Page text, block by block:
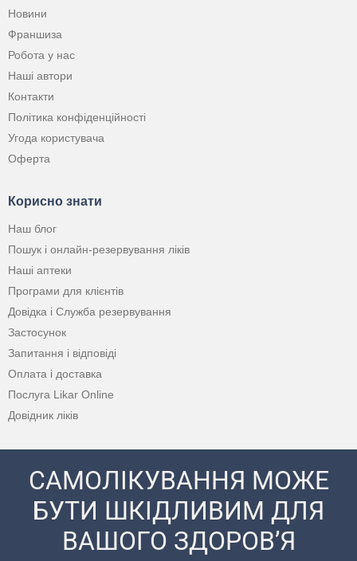
Новини
Франшиза
Робота у нас
Наші автори
Контакти
Політика конфіденційності
Угода користувача
Оферта
Корисно знати
Наш блог
Пошук і онлайн-резервування ліків
Наші аптеки
Програми для клієнтів
Довідка і Служба резервування
Застосунок
Запитання і відповіді
Оплата і доставка
Послуга Likar Online
Довідник ліків
САМОЛІКУВАННЯ МОЖЕ
БУТИ ШКІДЛИВИМ ДЛЯ
ВАШОГО ЗДОРОВ’Я